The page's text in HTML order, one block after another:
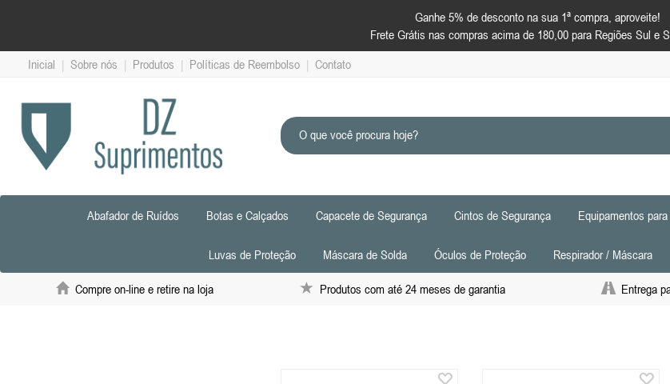
Ganhe 5% de desconto na sua 1ª compra, aproveite!
Frete Grátis nas compras acima de 180,00 para Regiões Sul e
Inicial | Sobre nós | Produtos | Políticas de Reembolso | Contato
Abafador de Ruídos Botas e Calçados Capacete de Segurança Cintos de Segurança Equipamentos
Luvas de Proteção Máscara de Solda Óculos de Proteção Respirador / Máscara
Compre on-line e retire na loja Produtos com até 24 meses de garantia Entrega